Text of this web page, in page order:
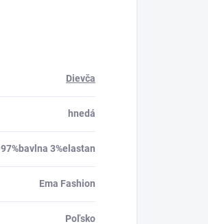
Dievča
hnedá
97%bavlna 3%elastan
Ema Fashion
Poľsko